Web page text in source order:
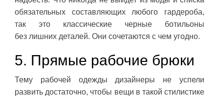
обязательных составляющих любого гардероба,
так это классические черные ботильоны
без лишних деталей. Они сочетаются с чем угодно.
5. Прямые рабочие брюки
Тему рабочей одежды дизайнеры не успели
развить достаточно, чтобы вещи в такой стилистике